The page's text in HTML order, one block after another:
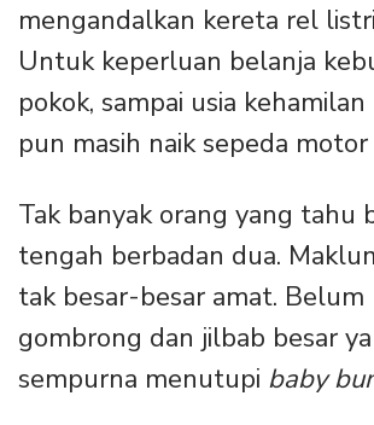
mengandalkan kereta rel
Untuk keperluan belanja
pokok, sampai usia
pun masih naik sepeda motor
Tak banyak orang yang tahu
tengah berbadan dua.
tak besar-besar amat. Belum
gombrong dan jilbab besar
sempurna menutupi baby